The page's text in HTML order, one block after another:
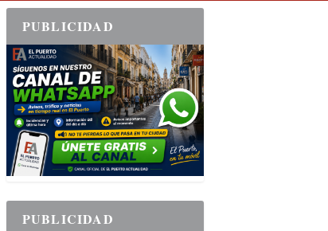
PUBLICIDAD
PUBLICIDAD